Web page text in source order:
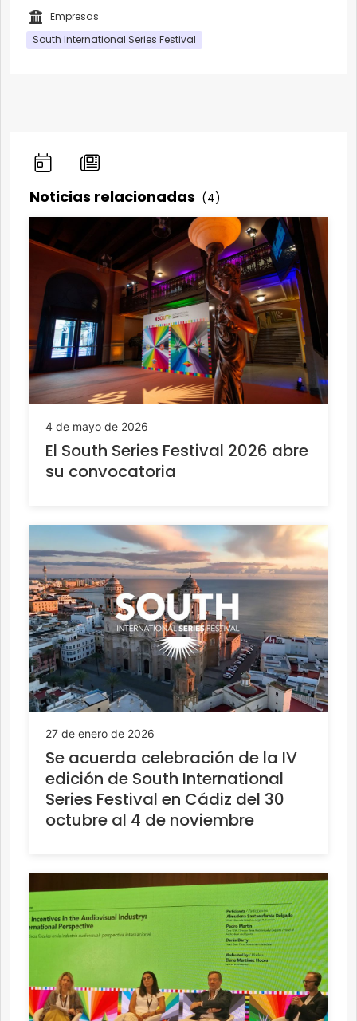
Empresas
South International Series Festival
Noticias relacionadas (4)
4 de mayo de 2026
El South Series Festival 2026 abre
su convocatoria
27 de enero de 2026
Se acuerda celebración de la IV
edición de South International
Series Festival en Cádiz del 30
octubre al 4 de noviembre